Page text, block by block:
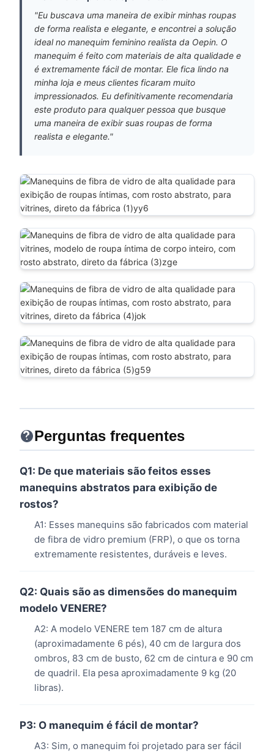
"Eu buscava uma maneira de exibir minhas roupas
de forma realista e elegante, e encontrei a solução
ideal no manequim feminino realista da Oepin. O
manequim é feito com materiais de alta qualidade e
é extremamente fácil de montar. Ele fica lindo na
minha loja e meus clientes ficaram muito
impressionados. Eu definitivamente recomendaria
este produto para qualquer pessoa que busque
uma maneira de exibir suas roupas de forma
realista e elegante."
Perguntas frequentes
Q1: De que materiais são feitos esses
manequins abstratos para exibição de
rostos?
A1: Esses manequins são fabricados com material
de fibra de vidro premium (FRP), o que os torna
extremamente resistentes, duráveis ​​e leves.
Q2: Quais são as dimensões do manequim
modelo VENERE?
A2: A modelo VENERE tem 187 cm de altura
(aproximadamente 6 pés), 40 cm de largura dos
ombros, 83 cm de busto, 62 cm de cintura e 90 cm
de quadril. Ela pesa aproximadamente 9 kg (20
libras).
P3: O manequim é fácil de montar?
A3: Sim, o manequim foi projetado para ser fácil